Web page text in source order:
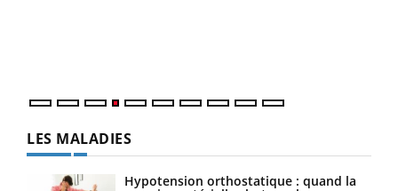
LES MALADIES
Hypotension orthostatique : quand la